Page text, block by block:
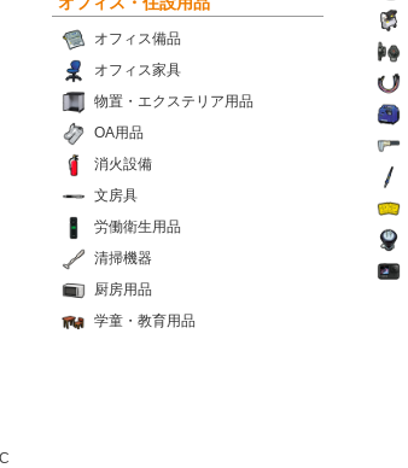
オフィス備品
オフィス家具
物置・エクステリア用品
OA用品
消火設備
文房具
労働衛生用品
清掃機器
厨房用品
学童・教育用品